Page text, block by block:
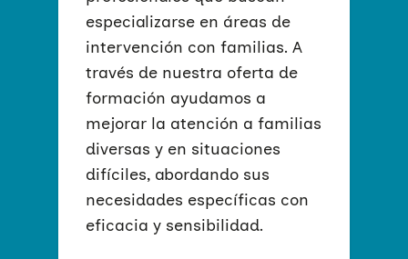
especializarse en áreas de
intervención con familias. A
través de nuestra oferta de
formación ayudamos a
mejorar la atención a familias
diversas y en situaciones
difíciles, abordando sus
necesidades específicas con
eficacia y sensibilidad.